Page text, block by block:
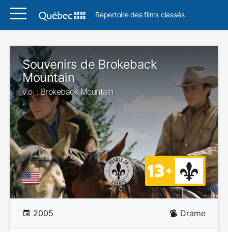
Répertoire des films classés
Souvenirs de Brokeback
Mountain
v.o. : Brokeback Mountain
2005 Drame